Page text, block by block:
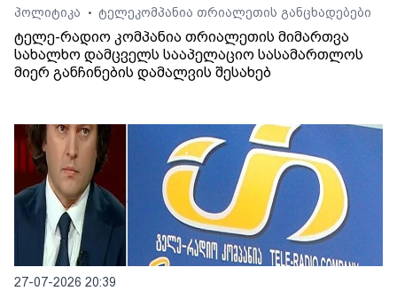
პოლიტიკა
• ტელეკომპანია თრიალეთის განცხადებები
ტელე-რადიო კომპანია თრიალეთის მიმართვა
სახალხო დამცველს სააპელაციო სასამართლოს
მიერ განჩინების დამალვის შესახებ
27-07-2026 20:39